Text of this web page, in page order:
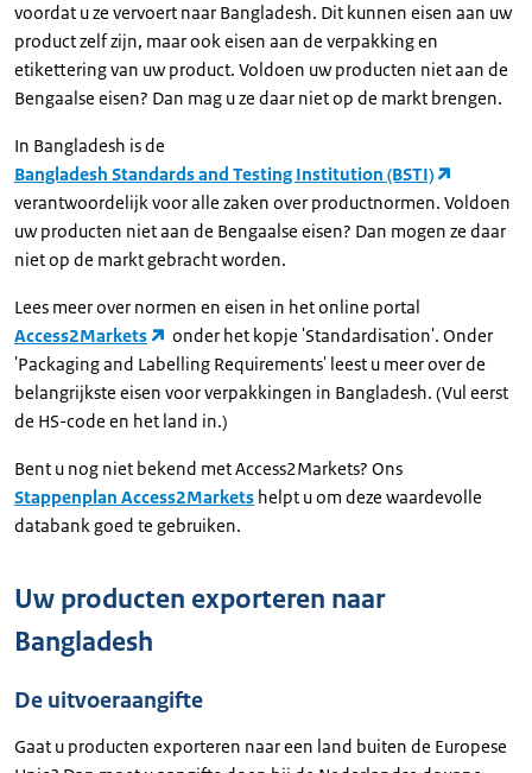
voordat u ze vervoert naar Bangladesh. Dit kunnen eisen aan uw
product zelf zijn, maar ook eisen aan de verpakking en
etikettering van uw product. Voldoen uw producten niet aan de
Bengaalse eisen? Dan mag u ze daar niet op de markt brengen.
In Bangladesh is de
Bangladesh Standards and Testing Institution (BSTI)
verantwoordelijk voor alle zaken over productnormen. Voldoen
uw producten niet aan de Bengaalse eisen? Dan mogen ze daar
niet op de markt gebracht worden.
Lees meer over normen en eisen in het online portal
Access2Markets
onder het kopje 'Standardisation'. Onder
'Packaging and Labelling Requirements' leest u meer over de
belangrijkste eisen voor verpakkingen in Bangladesh. (Vul eerst
de HS-code en het land in.)
Bent u nog niet bekend met Access2Markets? Ons
Stappenplan Access2Markets helpt u om deze waardevolle
databank goed te gebruiken.
Uw producten exporteren naar
Bangladesh
De uitvoeraangifte
Gaat u producten exporteren naar een land buiten de Europese